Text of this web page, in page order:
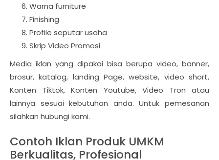
Warna furniture
Finishing
Profile seputar usaha
Skrip Video Promosi
Media iklan yang dipakai bisa berupa video, banner,
brosur, katalog, landing Page, website, video short,
Konten Tiktok, Konten Youtube, Video Tron atau
lainnya sesuai kebutuhan anda. Untuk pemesanan
silahkan hubungi kami.
Contoh Iklan Produk UMKM
Berkualitas, Profesional